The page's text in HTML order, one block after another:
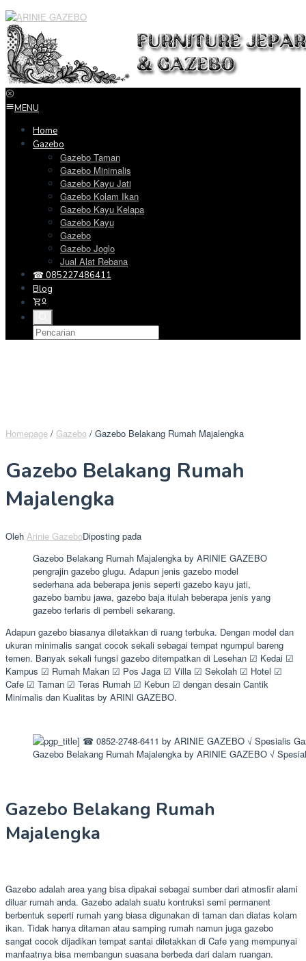
Loncat
ke
konten
MENU
Home
Gazebo
Gazebo Taman
Gazebo Minimalis
Gazebo Kayu Jati
Gazebo Kolam Ikan
Gazebo Kayu Kelapa
Gazebo Kayu
Gazebo
Gazebo Joglo
Jual Alat Rebana
☎ 085227486411
Blog
0
Homepage / Gazebo / Gazebo Belakang Rumah Majalengka
Gazebo Belakang Rumah
Majalengka
Oleh Arinie GazeboDiposting pada
Gazebo Belakang Rumah Majalengka by ARINIE GAZEBO
pengrajin gazebo glugu. Adapun jenis gazebo model
sederhana ada beberapa jenis seperti gazebo kayu jati,
gazebo bambu jawa, gazebo baja itulah beberapa jenis yang
gazebo terlaris di pembeli sekarang.
Adapun gazebo biasanya diletakkan di ruang terbuka. Dengan model dan
ukuran minimalis sangat cocok sekali sebagai tempat ngumpul bareng
temen. Banyak sekali fungsi gazebo ditempatkan di Lesehan ☑ Kedai ☑
Kampus ☑ Rumah Makan ☑ Pos Jaga ☑ Villa ☑ Sekolah ☑ Hotel ☑
Cafe ☑ Taman ☑ Teras Rumah ☑ Kebun ☑ dengan desain Cantik
Minimalis dan Kualitas by ARINI GAZEBO.
Gazebo Belakang Rumah Majalengka by ARINIE GAZEBO √
Gazebo Belakang Rumah
Majalengka
Gazebo adalah area yang bisa dipakai sebagai sumber dari atmosfir alami
diluar rumah anda. Gazebo adalah suatu kontruksi semi permanent
berbentuk seperti rumah yang biasa digunakan di taman dan diatas kolam
ikan. Tidak hanya ditaman atau samping rumah namun juga gazebo
sangat cocok dijadikan tempat santai diletakkan di Cafe yang mempunyai
manfaatnya bisa membangun suasana berbeda dari dalam ruangan.